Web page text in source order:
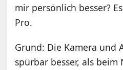
mir persönlich besser?
Pro.
Grund: Die Kamera und
spürbar besser, als beim